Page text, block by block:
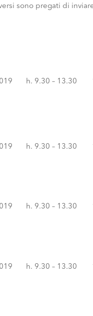
sono pregati di
h. 9.30 – 13.30
h. 9.30 – 13.30
h. 9.30 – 13.30
h. 9.30 – 13.30